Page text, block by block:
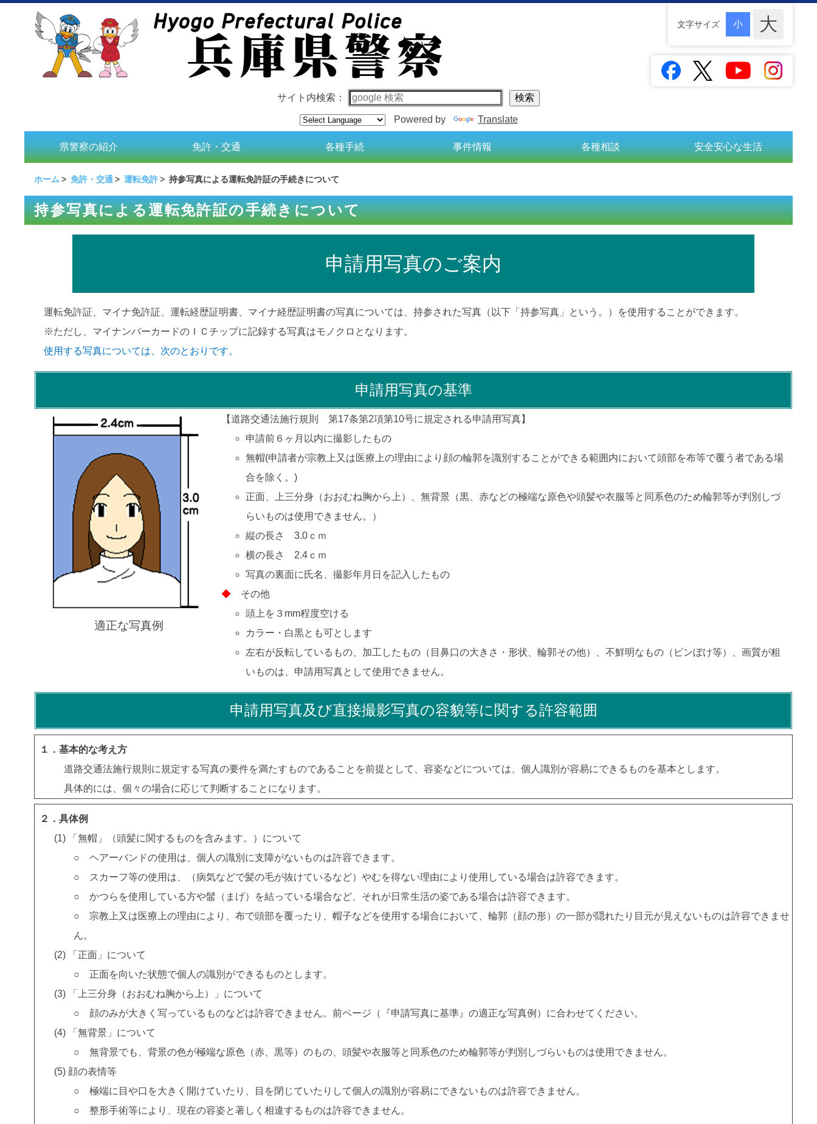
文字サイズ
サイト内検索：
Powered by Translate
県警察の紹介 免許・交通 各種手続 事件情報 各種相談 安全安心な生活
ホーム 免許・交通 運転免許 持参写真による運転免許証の手続きについて
持参写真による運転免許証の手続きについて
申請用写真のご案内
運転免許証、マイナ免許証、運転経歴証明書、マイナ経歴証明書の写真については、持参された写真（以下「持参写真」という。）を使用することができます。
※ただし、マイナンバーカードのＩＣチップに記録する写真はモノクロとなります。
使用する写真については、次のとおりです。
申請用写真の基準
適正な写真例
【道路交通法施行規則 第17条第2項第10号に規定される申請用写真】
申請前６ヶ月以内に撮影したもの
無帽(申請者が宗教上又は医療上の理由により顔の輪郭を識別することができる範囲内において頭部を布等で覆う者である場
合を除く。)
正面、上三分身（おおむね胸から上）、無背景（黒、赤などの極端な原色や頭髪や衣服等と同系色のため輪郭等が判別しづ
らいものは使用できません。）
縦の長さ 3.0ｃｍ
横の長さ 2.4ｃｍ
写真の裏面に氏名、撮影年月日を記入したもの
◆その他
頭上を３mm程度空ける
カラー・白黒とも可とします
左右が反転しているもの、加工したもの（目鼻口の大きさ・形状、輪郭その他）、不鮮明なもの（ピンぼけ等）、画質が粗
いものは、申請用写真として使用できません。
申請用写真及び直接撮影写真の容貌等に関する許容範囲
１．基本的な考え方
道路交通法施行規則に規定する写真の要件を満たすものであることを前提として、容姿などについては、個人識別が容易にできるものを基本とします。
具体的には、個々の場合に応じて判断することになります。
２．具体例
「無帽」（頭髪に関するものを含みます。）について
○ ヘアーバンドの使用は、個人の識別に支障がないものは許容できます。
○ スカーフ等の使用は、（病気などで髪の毛が抜けているなど）やむを得ない理由により使用している場合は許容できます。
○ かつらを使用している方や髷（まげ）を結っている場合など、それが日常生活の姿である場合は許容できます。
○ 宗教上又は医療上の理由により、布で頭部を覆ったり、帽子などを使用する場合において、輪郭（顔の形）の一部が隠れたり目元が見えないものは許容できませ
ん。
「正面」について
○ 正面を向いた状態で個人の識別ができるものとします。
「上三分身（おおむね胸から上）」について
○ 顔のみが大きく写っているものなどは許容できません。前ページ（『申請写真に基準』の適正な写真例）に合わせてください。
「無背景」について
○ 無背景でも、背景の色が極端な原色（赤、黒等）のもの、頭髪や衣服等と同系色のため輪郭等が判別しづらいものは使用できません。
顔の表情等
○ 極端に目や口を大きく開けていたり、目を閉じていたりして個人の識別が容易にできないものは許容できません。
○ 整形手術等により、現在の容姿と著しく相違するものは許容できません。